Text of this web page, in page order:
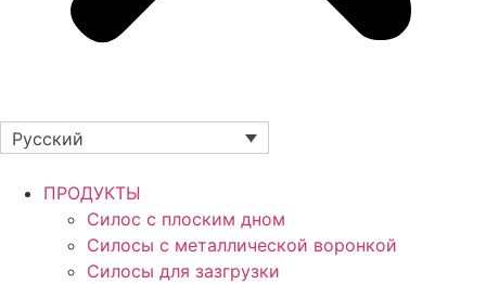
Русский
ПРОДУКТЫ
Силос с плоским дном
Силосы с металлической воронкой
Силосы для зазгрузки